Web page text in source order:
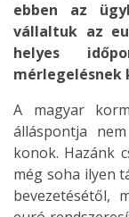
ebben az
vállaltuk az
helyes
mérlegelésnek
A magyar
álláspontja
konok. Hazánk
még soha ilyen
bevezetésétől,